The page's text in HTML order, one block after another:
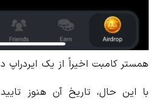
با این حال، تاریخ آن هنوز